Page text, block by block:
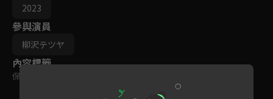
2023
參與演員
柳沢テツヤ
內容標籤
保護級